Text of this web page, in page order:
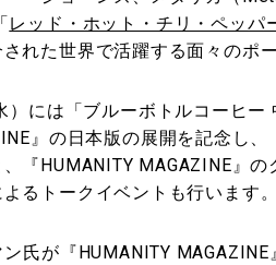
レッド・ホット・チリ・ペッパ
れた世界で活躍する面々のポ
）には「ブルーボトルコーヒー
』の日本版の展開を記念し
『HUMANITY MAGAZINE』
るトークイベントも行います。
氏が『HUMANITY